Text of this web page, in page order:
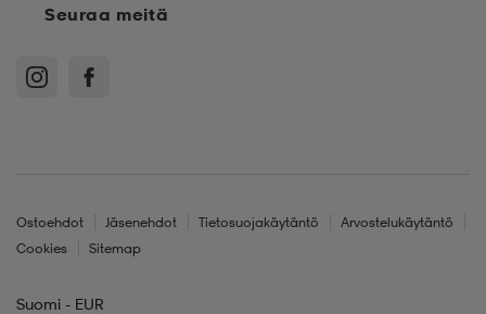
Seuraa meitä
Ostoehdot Jäsenehdot Tietosuojakäytäntö
Arvostelukäytäntö
Cookies
Sitemap
Suomi - EUR